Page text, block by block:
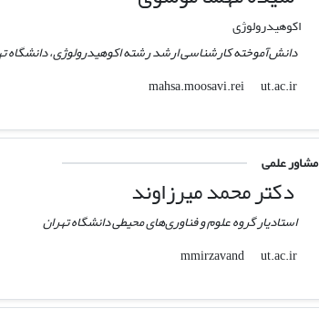
اکوهیدرولوژی
دانش‌آموخته کارشناسی ‌ارشد رشته اکوهیدرولوژی، دانشگاه
mahsa.moosavi.rei
ut.ac.ir
مشاور علمی
دکتر محمد میرزاوند
استادیار گروه علوم و فناوری‌های محیطی دانشگاه تهران
mmirzavand
ut.ac.ir